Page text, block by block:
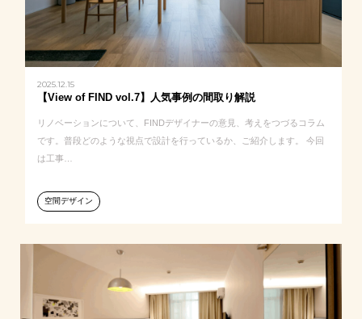
2025.12.15
【View of FIND vol.7】人気事例の間取り解説
リノベーションについて、FINDデザイナーの意見、考えをつづるコラム
です。普段どのような視点で設計を行っているか、ご紹介します。 今回
は工事…
空間デザイン